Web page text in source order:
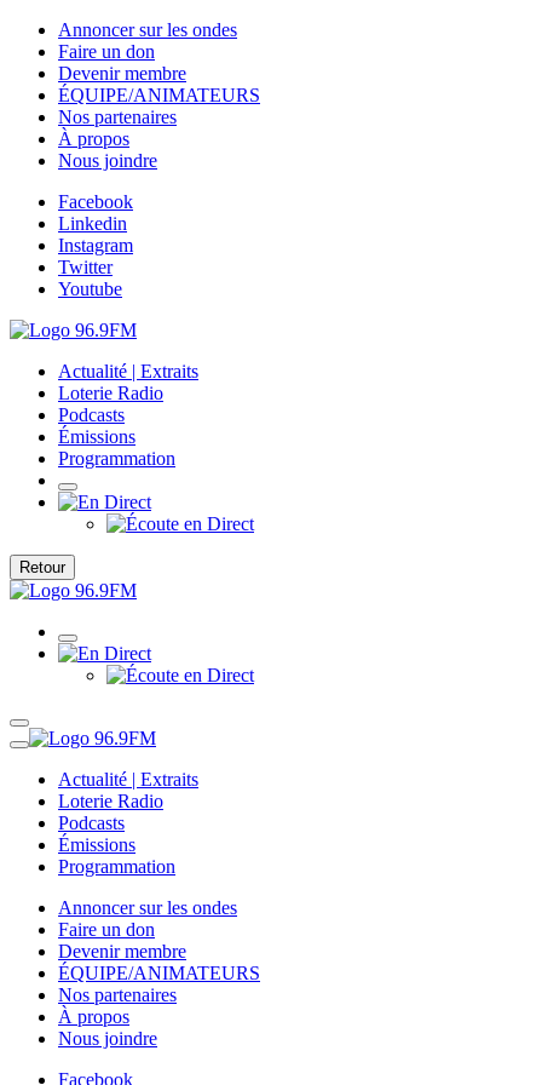
Annoncer sur les ondes
Faire un don
Devenir membre
ÉQUIPE/ANIMATEURS
Nos partenaires
À propos
Nous joindre
Facebook
Linkedin
Instagram
Twitter
Youtube
Actualité | Extraits
Loterie Radio
Podcasts
Émissions
Programmation
Retour
Actualité | Extraits
Loterie Radio
Podcasts
Émissions
Programmation
Annoncer sur les ondes
Faire un don
Devenir membre
ÉQUIPE/ANIMATEURS
Nos partenaires
À propos
Nous joindre
Facebook